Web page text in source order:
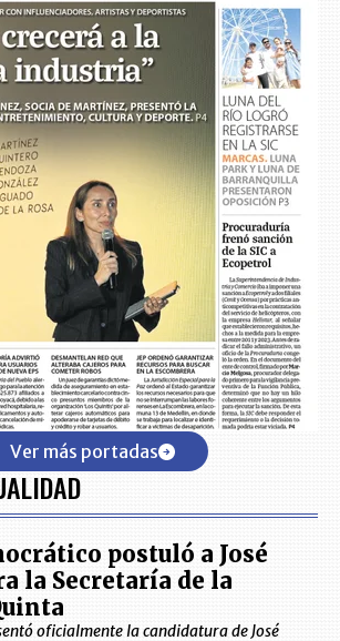
Ver más portadas
postuló a José
la Secretaría de la
oficialmente la candidatura de José